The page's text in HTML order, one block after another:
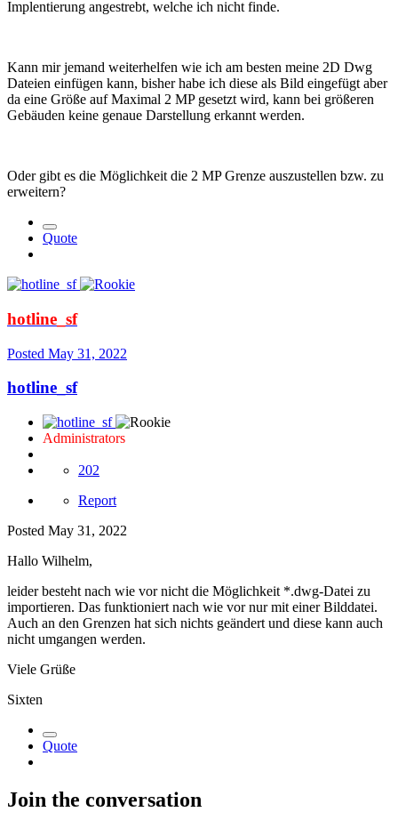
Implentierung angestrebt, welche ich nicht finde.
Kann mir jemand weiterhelfen wie ich am besten meine 2D Dwg
Dateien einfügen kann, bisher habe ich diese als Bild eingefügt aber
da eine Größe auf Maximal 2 MP gesetzt wird, kann bei größeren
Gebäuden keine genaue Darstellung erkannt werden.
Oder gibt es die Möglichkeit die 2 MP Grenze auszustellen bzw. zu
erweitern?
Quote
hotline_sf
Posted May 31, 2022
hotline_sf
Administrators
202
Report
Posted May 31, 2022
Hallo Wilhelm,
leider besteht nach wie vor nicht die Möglichkeit *.dwg-Datei zu
importieren. Das funktioniert nach wie vor nur mit einer Bilddatei.
Auch an den Grenzen hat sich nichts geändert und diese kann auch
nicht umgangen werden.
Viele Grüße
Sixten
Quote
Join the conversation